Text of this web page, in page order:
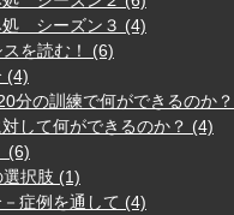
処 シーズン３ (4)
を読む！ (6)
(4)
分の訓練で何ができるのか
して何ができるのか？ (4)
(6)
選択肢 (1)
症例を通して (4)